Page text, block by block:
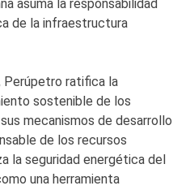
asuma la responsabilidad
de la infraestructura
Perúpetro ratifica la
sostenible de los
mecanismos de desarrollo
de los recursos
la seguridad energética del
una herramienta